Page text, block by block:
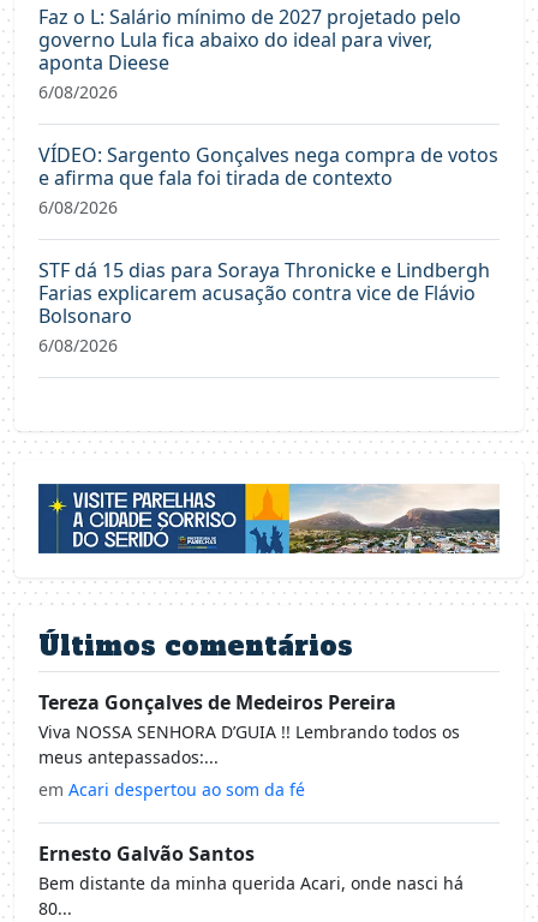
Faz o L: Salário mínimo de 2027 projetado pelo
governo Lula fica abaixo do ideal para viver,
aponta Dieese
6/08/2026
VÍDEO: Sargento Gonçalves nega compra de votos
e afirma que fala foi tirada de contexto
6/08/2026
STF dá 15 dias para Soraya Thronicke e Lindbergh
Farias explicarem acusação contra vice de Flávio
Bolsonaro
6/08/2026
Últimos comentários
Tereza Gonçalves de Medeiros Pereira
Viva NOSSA SENHORA D’GUIA !! Lembrando todos os
meus antepassados:...
em Acari despertou ao som da fé
Ernesto Galvão Santos
Bem distante da minha querida Acari, onde nasci há
80...